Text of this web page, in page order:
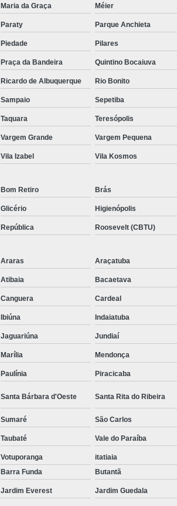
Régua de
Régua de Tomadas
Pdu Régua de
Régua Pdu Gerenciável
Régua Pdu Nacional
Régua Tomada Pdu
Suporte para Monitor
Suporte para
Suporte para
Suporte para Monitor para
Maria da Graça Méier
Paraty Parque Anchieta
Piedade Pilares
Praça da Bandeira Quintino Bocaiuva
Ricardo de Albuquerque Rio Bonito
Sampaio Sepetiba
Taquara Teresópolis
Vargem Grande Vargem Pequena
Vila Izabel Vila Kosmos
Bom Retiro Brás
Glicério Higienópolis
República Roosevelt (CBTU)
Araras Araçatuba
Atibaia Bacaetava
Canguera Cardeal
Ibiúna Indaiatuba
Jaguariúna Jundiaí
Marília Mendonça
Paulínia Piracicaba
Santa Bárbara d'Oeste Santa Rita do Ribeira
Sumaré São Carlos
Taubaté Vale do Paraíba
Votuporanga itatiaia
Barra Funda Butantã
Jardim Everest Jardim Guedala